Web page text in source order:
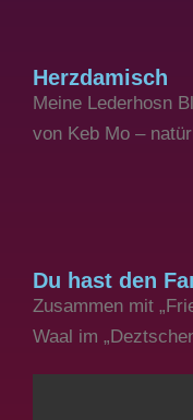
Herzdamisch
Meine Lederhosn
von Keb Mo –
Du hast den
Zusammen mit
Waal im